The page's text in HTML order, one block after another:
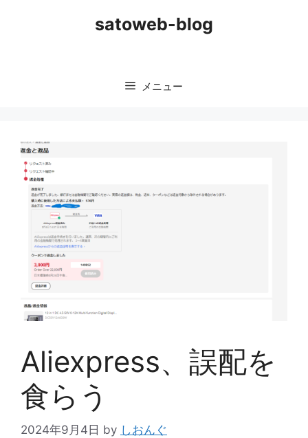
satoweb-blog
メニュー
Aliexpress、誤配を
食らう
2024年9月4日 by しおんぐ